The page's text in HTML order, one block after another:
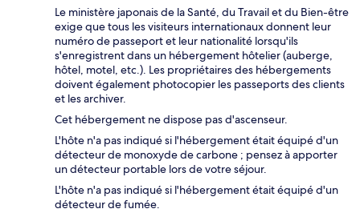
Le ministère japonais de la Santé, du Travail et du Bien-être
exige que tous les visiteurs internationaux donnent leur
numéro de passeport et leur nationalité lorsqu'ils
s'enregistrent dans un hébergement hôtelier (auberge,
hôtel, motel, etc.). Les propriétaires des hébergements
doivent également photocopier les passeports des clients
et les archiver.
Cet hébergement ne dispose pas d'ascenseur.
L'hôte n'a pas indiqué si l'hébergement était équipé d'un
détecteur de monoxyde de carbone ; pensez à apporter
un détecteur portable lors de votre séjour.
L'hôte n'a pas indiqué si l'hébergement était équipé d'un
détecteur de fumée.